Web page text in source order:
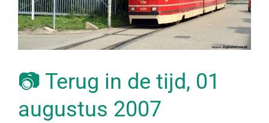
📷 Terug in de tijd, 01
augustus 2007